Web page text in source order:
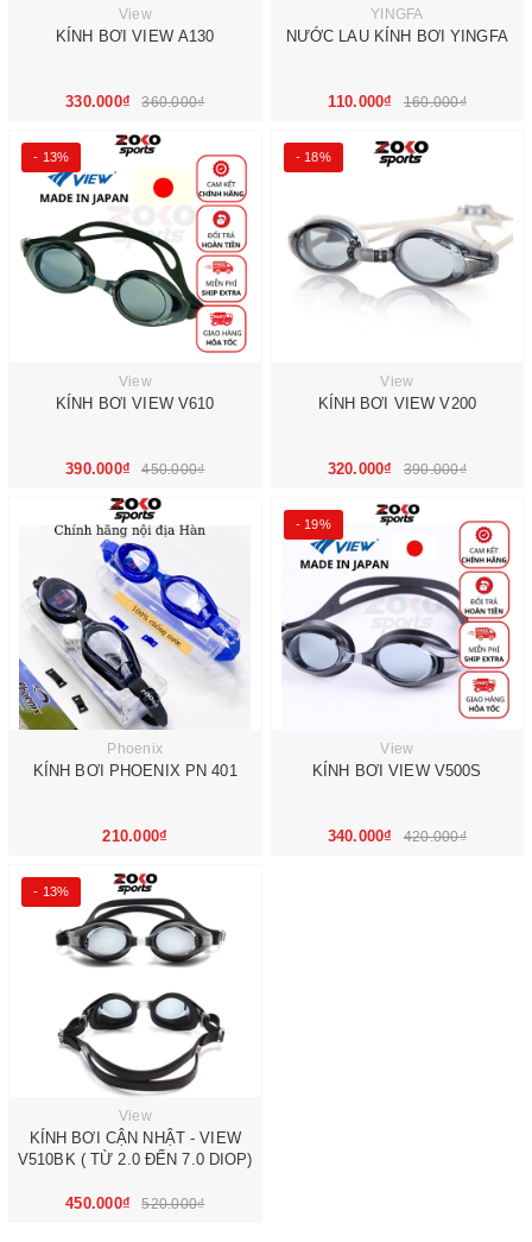
View
KÍNH BƠI VIEW A130
330.000₫ 360.000₫
YINGFA
NƯỚC LAU KÍNH BƠI YINGFA
110.000₫ 160.000₫
- 13%
View
KÍNH BƠI VIEW V610
390.000₫ 450.000₫
- 18%
View
KÍNH BƠI VIEW V200
320.000₫ 390.000₫
Phoenix
KÍNH BƠI PHOENIX PN 401
210.000₫
- 19%
View
KÍNH BƠI VIEW V500S
340.000₫ 420.000₫
- 13%
View
KÍNH BƠI CẬN NHẬT - VIEW
V510BK ( TỪ 2.0 ĐẾN 7.0 DIOP)
450.000₫ 520.000₫